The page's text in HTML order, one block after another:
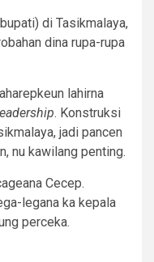
di Tasikmalaya,
dina rupa-rupa
lahirna
. Konstruksi
jadi pancen
nu kawilang penting.
Cecep.
legana ka kepala
perceka.